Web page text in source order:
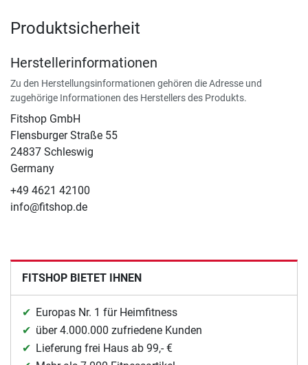
Produktsicherheit
Herstellerinformationen
Zu den Herstellungsinformationen gehören die Adresse und
zugehörige Informationen des Herstellers des Produkts.
Fitshop GmbH
Flensburger Straße 55
24837 Schleswig
Germany
+49 4621 42100
info@fitshop.de
FITSHOP BIETET IHNEN
Europas Nr. 1 für Heimfitness
über 4.000.000 zufriedene Kunden
Lieferung frei Haus ab 99,- €